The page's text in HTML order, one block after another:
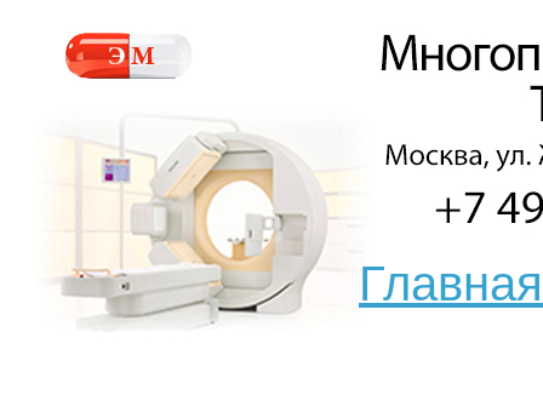
Главная